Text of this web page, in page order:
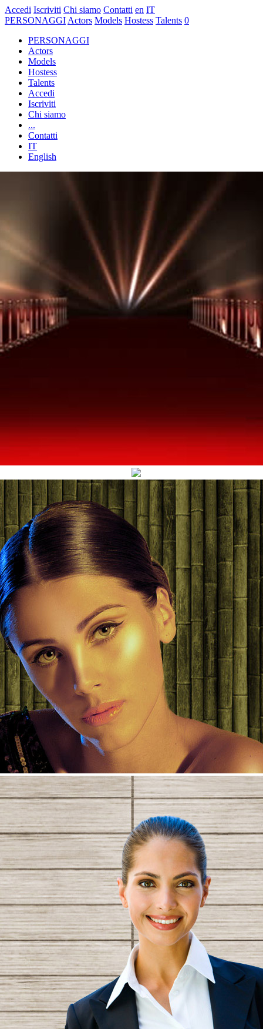
Accedi Iscriviti Chi siamo Contatti en IT
PERSONAGGI Actors Models Hostess Talents 0
PERSONAGGI
Actors
Models
Hostess
Talents
Accedi
Iscriviti
Chi siamo
...
Contatti
IT
English